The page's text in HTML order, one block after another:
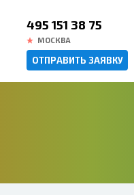
495 151 38 75
МОСКВА
ОТПРАВИТЬ ЗАЯВКУ